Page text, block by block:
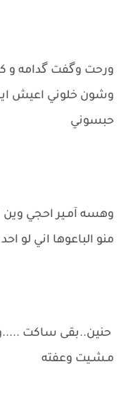
ورحت وگفت گدامه و
وشون خلوني اعيش
حبسوني
وهسه آمـير احجي وين
منو الباعوها اني لو
حنين..بقى ساكت
مـشـيت وعفته